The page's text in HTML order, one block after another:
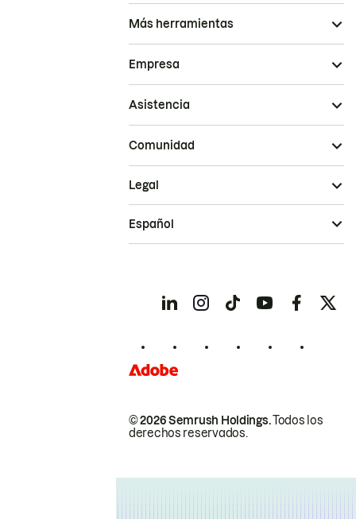
Más herramientas
Empresa
Asistencia
Comunidad
© 2026 Semrush Holdings.Todos los
derechos reservados.
Legal
Español